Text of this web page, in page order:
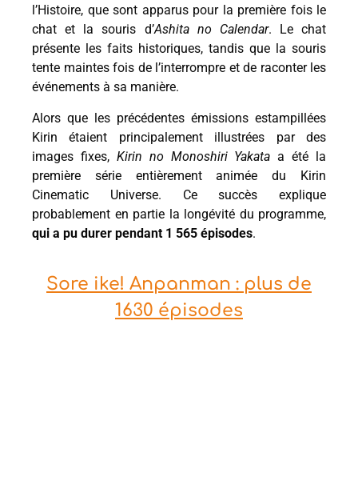
l’Histoire, que sont apparus pour la première fois le
chat et la souris d’Ashita no Calendar. Le chat
présente les faits historiques, tandis que la souris
tente maintes fois de l’interrompre et de raconter les
événements à sa manière.
Alors que les précédentes émissions estampillées
Kirin étaient principalement illustrées par des
images fixes, Kirin no Monoshiri Yakata a été la
première série entièrement animée du Kirin
Cinematic Universe. Ce succès explique
probablement en partie la longévité du programme,
qui a pu durer pendant 1 565 épisodes.
Sore ike! Anpanman : plus de
1630 épisodes